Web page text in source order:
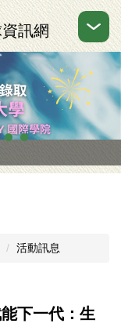
訊網
活動訊息
下一代：生